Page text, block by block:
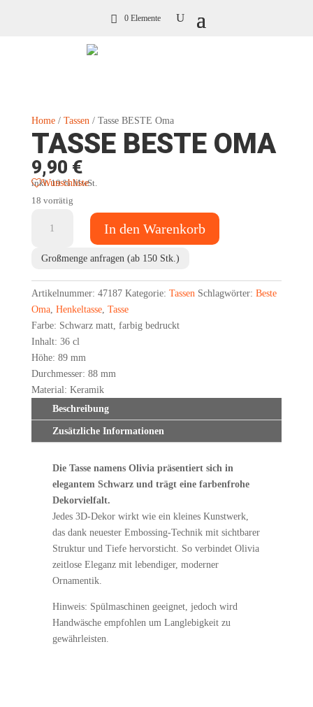
0 Elemente
Home/ Tassen/ Tasse BESTE Oma
TASSE BESTE OMA
9,90 €
inkl. 19 % MwSt.
Wunschliste
18 vorrätig
BESTE
Menge
In den Warenkorb
Großmenge anfragen (ab 150 Stk.)
Artikelnummer: 47187 Kategorie: Tassen Schlagwörter: Beste
Oma, Henkeltasse, Tasse
Farbe: Schwarz matt, farbig bedruckt
Inhalt: 36 cl
Höhe: 89 mm
Durchmesser: 88 mm
Material: Keramik
Beschreibung
Zusätzliche Informationen
Die Tasse namens Olivia präsentiert sich in
elegantem Schwarz und trägt eine farbenfrohe
Dekorvielfalt.
Jedes 3D-Dekor wirkt wie ein kleines Kunstwerk,
das dank neuester Embossing-Technik mit sichtbarer
Struktur und Tiefe hervorsticht. So verbindet Olivia
zeitlose Eleganz mit lebendiger, moderner
Ornamentik.
Hinweis: Spülmaschinen geeignet, jedoch wird
Handwäsche empfohlen um Langlebigkeit zu
gewährleisten.